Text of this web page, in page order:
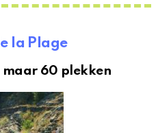
la Plage
maar 60 plekken